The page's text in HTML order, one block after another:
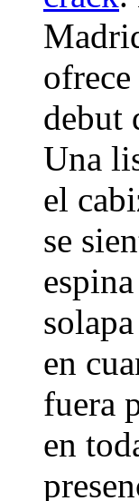
debut
Una
el
se
en
fuera
en